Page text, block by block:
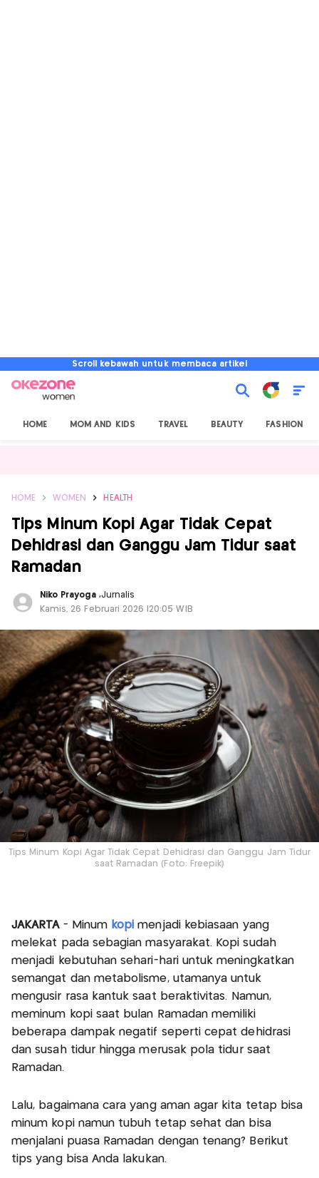
Scroll kebawah untuk membaca artikel
HOME MOM AND KIDS TRAVEL BEAUTY FASHION
HOME WOMEN HEALTH
Tips Minum Kopi Agar Tidak Cepat
Dehidrasi dan Ganggu Jam Tidur saat
Ramadan
Niko Prayoga ,Jurnalis
Kamis, 26 Februari 2026 |20:05 WIB
Tips Minum Kopi Agar Tidak Cepat Dehidrasi dan Ganggu Jam Tidur
saat Ramadan (Foto: Freepik)
JAKARTA- Minum kopi menjadi kebiasaan yang
melekat pada sebagian masyarakat. Kopi sudah
menjadi kebutuhan sehari-hari untuk meningkatkan
semangat dan metabolisme, utamanya untuk
mengusir rasa kantuk saat beraktivitas. Namun,
meminum kopi saat bulan Ramadan memiliki
beberapa dampak negatif seperti cepat dehidrasi
dan susah tidur hingga merusak pola tidur saat
Ramadan.
Lalu, bagaimana cara yang aman agar kita tetap bisa
minum kopi namun tubuh tetap sehat dan bisa
menjalani puasa Ramadan dengan tenang? Berikut
tips yang bisa Anda lakukan.